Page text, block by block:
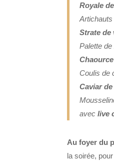
Royale
Artichauts
Strate de
Palette
Coulis de
Caviar
aveclive
Au foyer du
la soirée,